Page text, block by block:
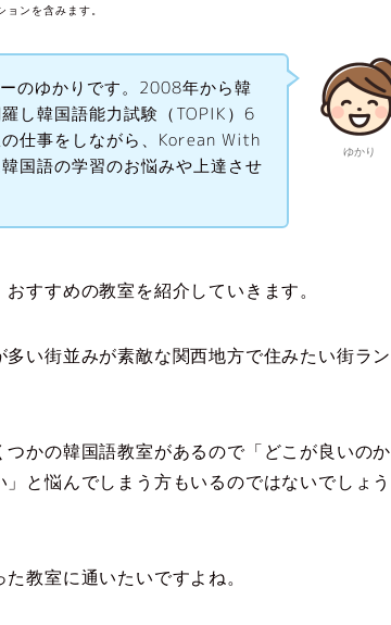
ンを含みます。
ゆかり
のゆかりです。2008年から韓
し韓国語能力試験（TOPIK）6
仕事をしながら、Korean With
国語の学習のお悩みや上達させ
すすめの教室を紹介していきます。
い街並みが素敵な関西地方で住みたい街ラン
かの韓国語教室があるので「どこが良いのか
と悩んでしまう方もいるのではないでしょう
教室に通いたいですよね。